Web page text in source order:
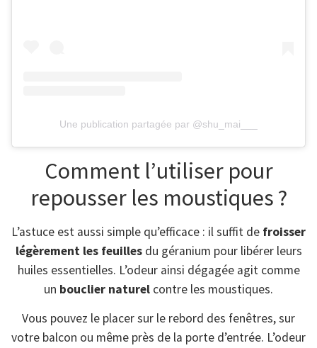
Une publication partagée par @shu_mai___
Comment l’utiliser pour
repousser les moustiques ?
L’astuce est aussi simple qu’efficace : il suffit de froisser
légèrement les feuillesdu géranium pour libérer leurs
huiles essentielles. L’odeur ainsi dégagée agit comme
un bouclier naturel contre les moustiques.
Vous pouvez le placer sur le rebord des fenêtres, sur
votre balcon ou même près de la porte d’entrée. L’odeur